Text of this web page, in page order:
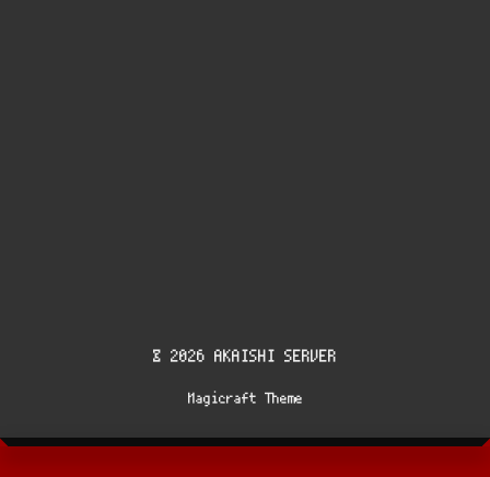
© 2026 AKAISHI SERVER
Magicraft Theme